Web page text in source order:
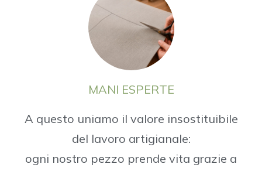
MANI ESPERTE
A questo uniamo il valore insostituibile
del lavoro artigianale:
ogni nostro pezzo prende vita grazie a